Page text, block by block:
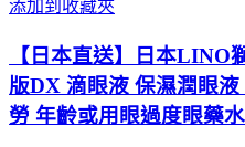
添加到收藏夾
【日本直送】日本LINO
版DX 滴眼液 保濕潤眼
勞 年齡或用眼過度眼藥